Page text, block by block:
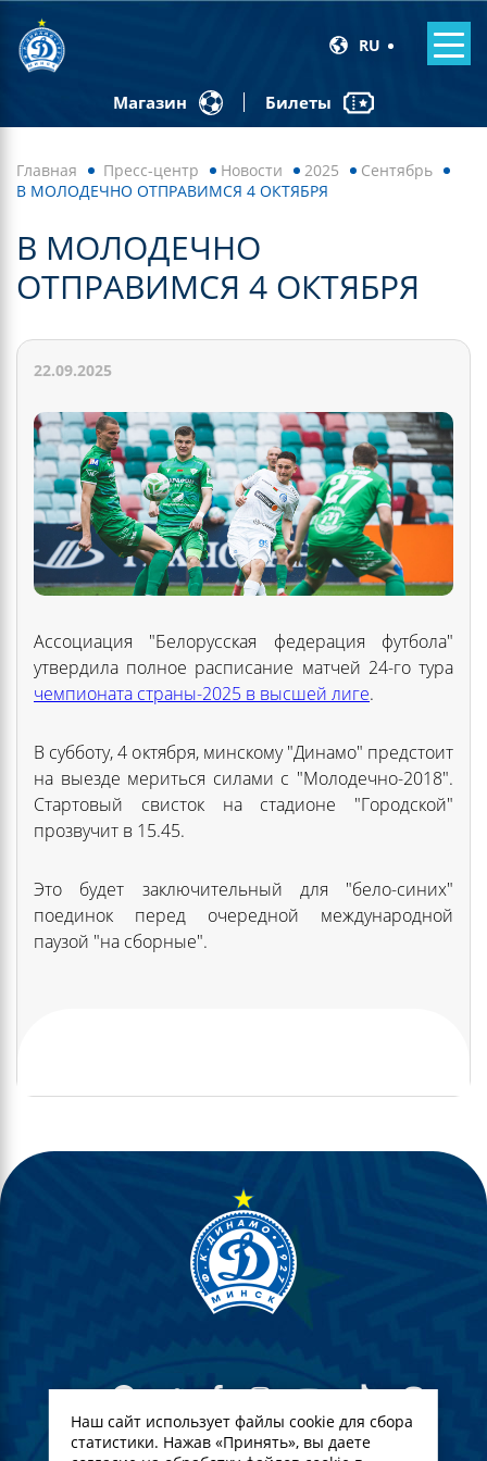
RU
Магазин Билеты
Главная Пресс-центр Новости 2025
Сентябрь
В МОЛОДЕЧНО ОТПРАВИМСЯ 4 ОКТЯБРЯ
В МОЛОДЕЧНО
ОТПРАВИМСЯ 4 ОКТЯБРЯ
22.09.2025
Ассоциация "Белорусская федерация футбола"
утвердила полное расписание матчей 24-го тура
чемпионата страны-2025 в высшей лиге.
В субботу, 4 октября, минскому "Динамо" предстоит
на выезде мериться силами с "Молодечно-2018".
Стартовый свисток на стадионе "Городской"
прозвучит в 15.45.
Это будет заключительный для "бело-синих"
поединок перед очередной международной
паузой "на сборные".
Наш сайт использует файлы cookie для сбора
статистики. Нажав «Принять», вы даете